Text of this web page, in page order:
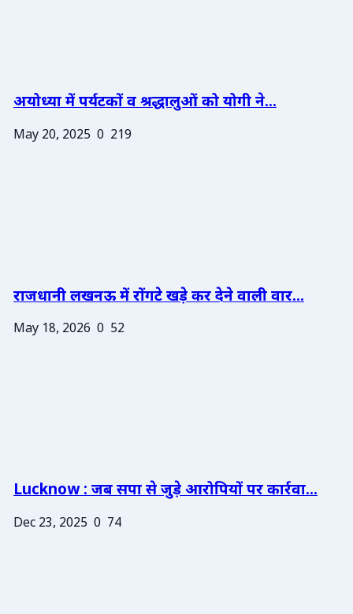
अयोध्या में पर्यटकों व श्रद्धालुओं को योगी ने...
May 20, 2025 0 219
राजधानी लखनऊ में रोंगटे खड़े कर देने वाली वार...
May 18, 2026 0 52
Lucknow : जब सपा से जुड़े आरोपियों पर कार्रवा...
Dec 23, 2025 0 74